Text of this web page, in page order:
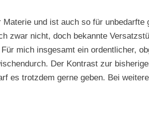
und ist auch so für unbedarfte
zwar nicht, doch bekannte
mich insgesamt ein ordentlicher,
Der Kontrast zur
es trotzdem gerne geben. Bei